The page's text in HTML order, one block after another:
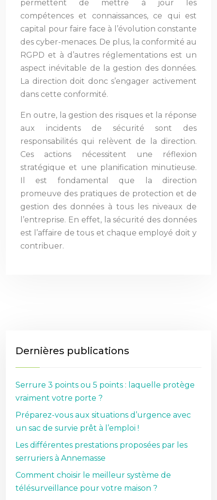
permettent de mettre à jour les
compétences et connaissances, ce qui est
capital pour faire face à l’évolution constante
des cyber-menaces. De plus, la conformité au
RGPD et à d’autres réglementations est un
aspect inévitable de la gestion des données.
La direction doit donc s’engager activement
dans cette conformité.
En outre, la gestion des risques et la réponse
aux incidents de sécurité sont des
responsabilités qui relèvent de la direction.
Ces actions nécessitent une réflexion
stratégique et une planification minutieuse.
Il est fondamental que la direction
promeuve des pratiques de protection et de
gestion des données à tous les niveaux de
l’entreprise. En effet, la sécurité des données
est l’affaire de tous et chaque employé doit y
contribuer.
Dernières publications
Serrure 3 points ou 5 points : laquelle protège
vraiment votre porte ?
Préparez-vous aux situations d’urgence avec
un sac de survie prêt à l’emploi !
Les différentes prestations proposées par les
serruriers à Annemasse
Comment choisir le meilleur système de
télésurveillance pour votre maison ?